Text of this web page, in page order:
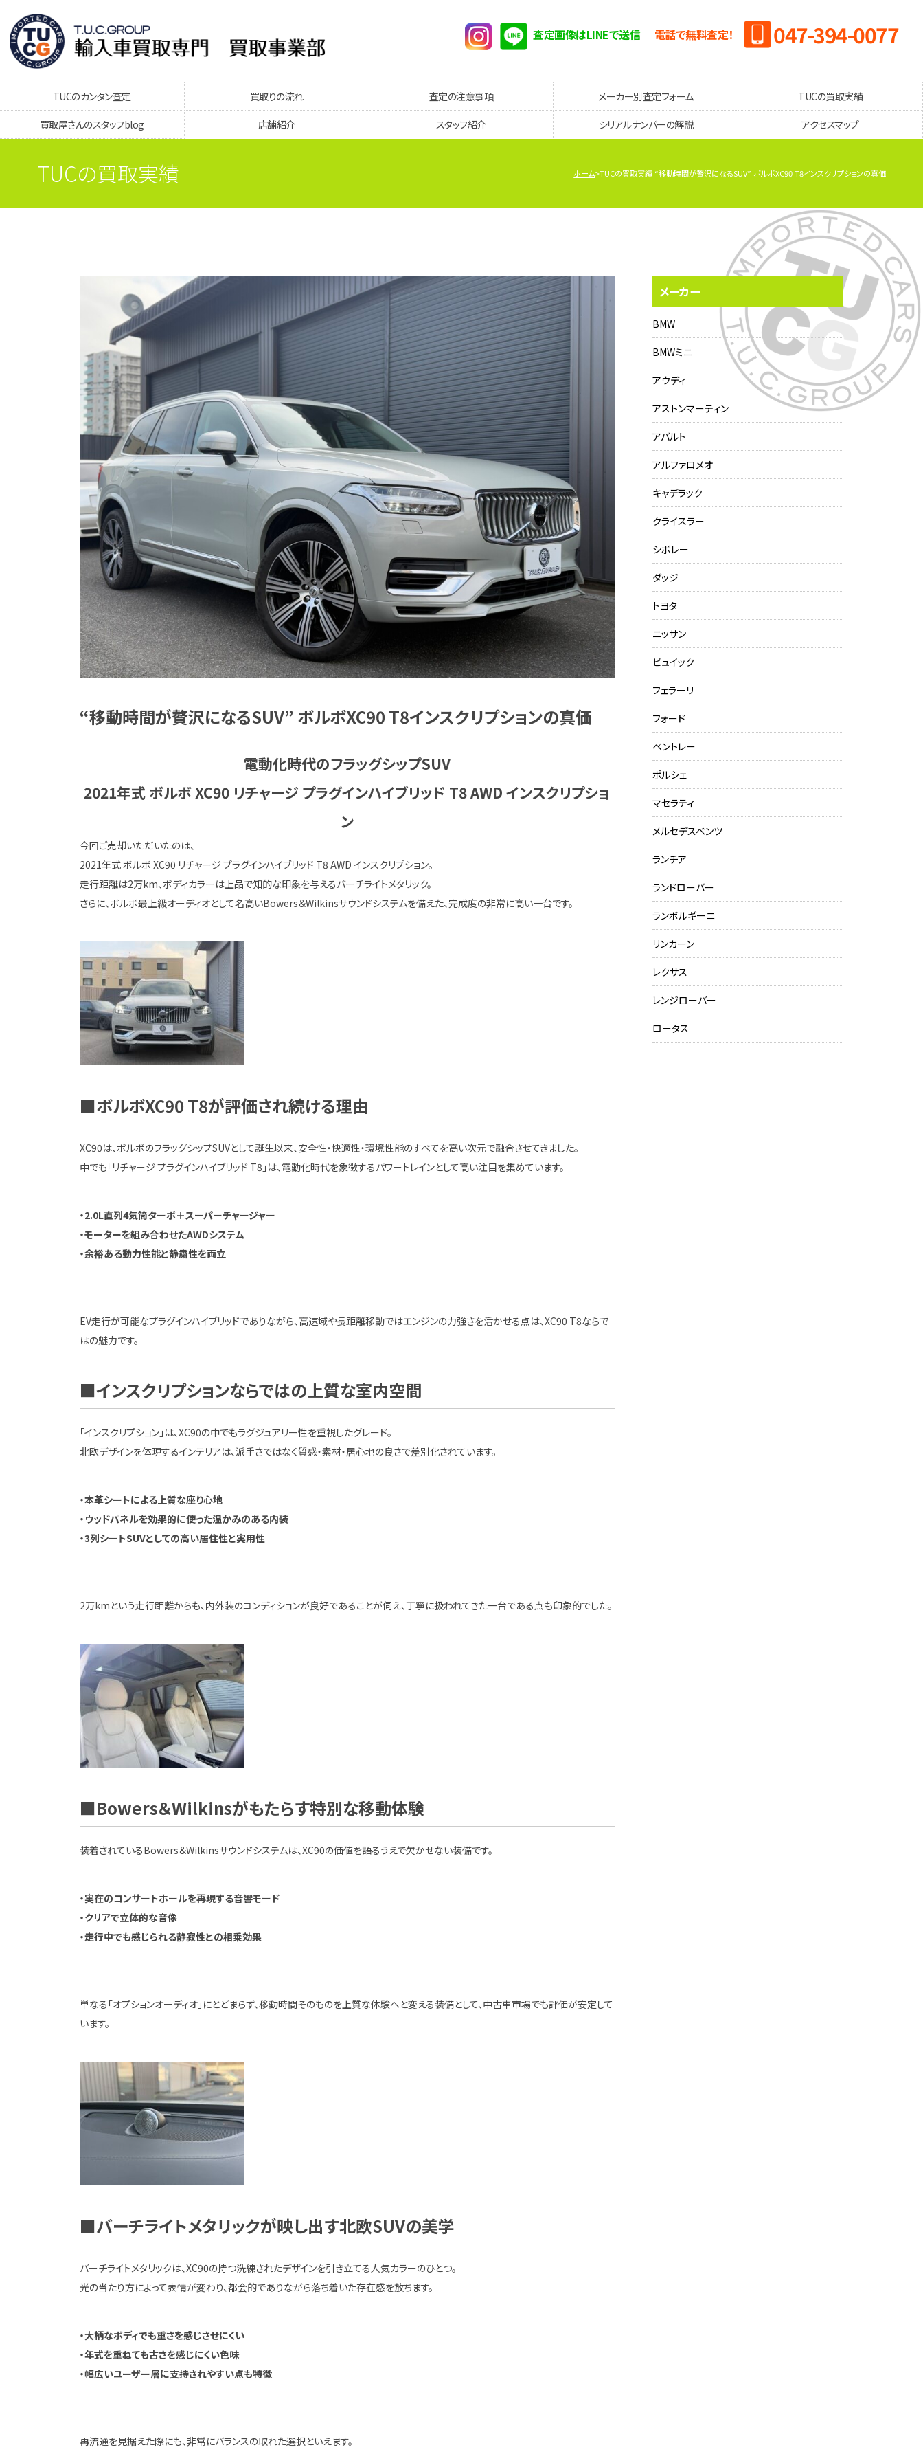
電話で無料査定！ 047-394-0077
査定画像はLINEで送信
TUCのカンタン査定 買取りの流れ 査定の注意事項 メーカー別査定フォーム TUCの買取実績
買取屋さんのスタッフblog 店舗紹介 スタッフ紹介 シリアルナンバーの解説 アクセスマップ
TUCの買取実績 ホーム TUCの買取実績 “移動時間が贅沢になるSUV” ボルボXC90 T8インスクリプションの真価
“移動時間が贅沢になるSUV” ボルボXC90 T8インスクリプションの真価
電動化時代のフラッグシップSUV
2021年式 ボルボ XC90 リチャージ プラグインハイブリッド T8 AWD インスクリプショ
ン
今回ご売却いただいたのは、
2021年式 ボルボ XC90 リチャージ プラグインハイブリッド T8 AWD インスクリプション。
走行距離は2万km、ボディカラーは上品で知的な印象を与えるバーチライトメタリック。
さらに、ボルボ最上級オーディオとして名高いBowers＆Wilkinsサウンドシステムを備えた、完成度の非常に高い一台です。
■ボルボXC90 T8が評価され続ける理由
XC90は、ボルボのフラッグシップSUVとして誕生以来、安全性・快適性・環境性能のすべてを高い次元で融合させてきました。
中でも「リチャージ プラグインハイブリッド T8」は、電動化時代を象徴するパワートレインとして高い注目を集めています。
・2.0L直列4気筒ターボ＋スーパーチャージャー
・モーターを組み合わせたAWDシステム
・余裕ある動力性能と静粛性を両立
EV走行が可能なプラグインハイブリッドでありながら、高速域や長距離移動ではエンジンの力強さを活かせる点は、XC90 T8ならで
はの魅力です。
■インスクリプションならではの上質な室内空間
「インスクリプション」は、XC90の中でもラグジュアリー性を重視したグレード。
北欧デザインを体現するインテリアは、派手さではなく質感・素材・居心地の良さで差別化されています。
・本革シートによる上質な座り心地
・ウッドパネルを効果的に使った温かみのある内装
・3列シートSUVとしての高い居住性と実用性
2万kmという走行距離からも、内外装のコンディションが良好であることが伺え、丁寧に扱われてきた一台である点も印象的でした。
■Bowers＆Wilkinsがもたらす特別な移動体験
装着されているBowers＆Wilkinsサウンドシステムは、XC90の価値を語るうえで欠かせない装備です。
・実在のコンサートホールを再現する音響モード
・クリアで立体的な音像
・走行中でも感じられる静寂性との相乗効果
単なる「オプションオーディオ」にとどまらず、移動時間そのものを上質な体験へと変える装備として、中古車市場でも評価が安定して
います。
■バーチライトメタリックが映し出す北欧SUVの美学
バーチライトメタリックは、XC90の持つ洗練されたデザインを引き立てる人気カラーのひとつ。
光の当たり方によって表情が変わり、都会的でありながら落ち着いた存在感を放ちます。
・大柄なボディでも重さを感じさせにくい
・年式を重ねても古さを感じにくい色味
・幅広いユーザー層に支持されやすい点も特徴
再流通を見据えた際にも、非常にバランスの取れた選択といえます。
メーカー
BMW
BMWミニ
アウディ
アストンマーティン
アバルト
アルファロメオ
キャデラック
クライスラー
シボレー
ダッジ
トヨタ
ニッサン
ビュイック
フェラーリ
フォード
ベントレー
ポルシェ
マセラティ
メルセデスベンツ
ランチア
ランドローバー
ランボルギーニ
リンカーン
レクサス
レンジローバー
ロータス